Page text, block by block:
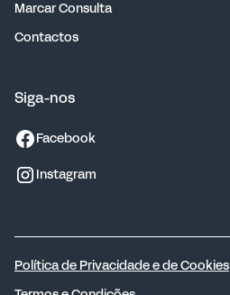
Marcar Consulta
Contactos
Siga-nos
Facebook
Instagram
Política de Privacidade e de Cookies